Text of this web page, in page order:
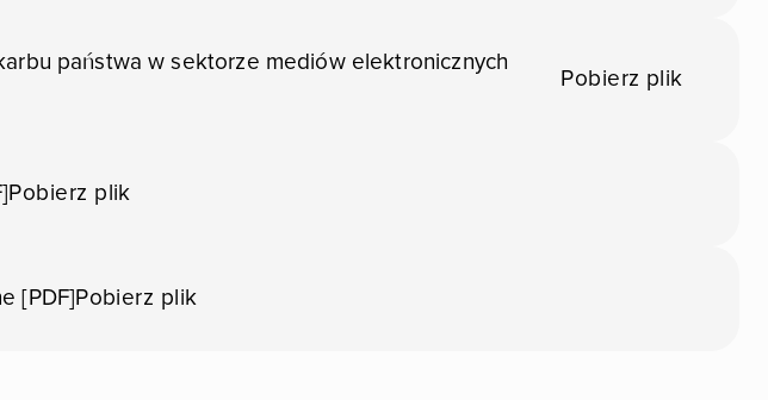
państwa w sektorze mediów elektronicznych
Pobierz plik
Pobierz plik
[PDF]Pobierz plik